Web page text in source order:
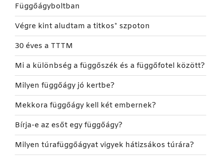
Függőágyboltban
Végre kint aludtam a titkos* szpoton
30 éves a TTTM
Mi a különbség a függőszék és a függőfotel között?
Milyen függőágy jó kertbe?
Mekkora függőágy kell két embernek?
Bírja-e az esőt egy függőágy?
Milyen túrafüggőágyat vigyek hátizsákos túrára?